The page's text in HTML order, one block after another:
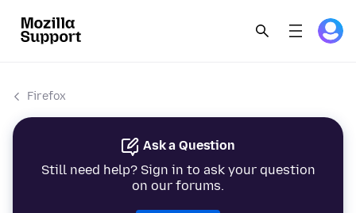
Firefox
Ask a Question
Still need help? Sign in to ask your question
on our forums.